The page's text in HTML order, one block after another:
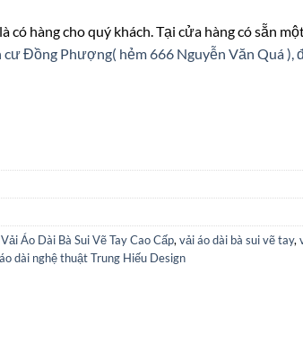
có hàng cho quý khách. Tại cửa hàng có sẵn
cư Đồng Phượng( hẻm 666 Nguyễn Văn Quá
Áo Dài Bà Sui Vẽ Tay Cao Cấp, vải áo dài bà sui vẽ tay,
dài nghệ thuật Trung Hiếu Design